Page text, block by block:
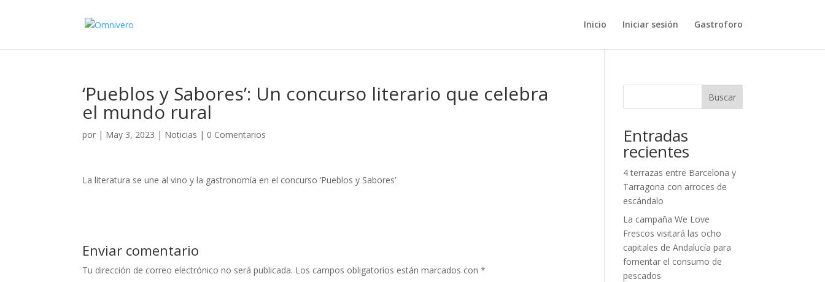
Inicio Iniciar sesión Gastroforo
‘Pueblos y Sabores’: Un concurso literario que celebra
el mundo rural
por | May 3, 2023 | Noticias | 0 Comentarios
La literatura se une al vino y la gastronomía en el concurso ‘Pueblos y Sabores’
Enviar comentario
Tu dirección de correo electrónico no será publicada. Los campos obligatorios están marcados con*
Buscar
Entradas
recientes
4 terrazas entre Barcelona y
Tarragona con arroces de
escándalo
La campaña We Love
Frescos visitará las ocho
capitales de Andalucía para
fomentar el consumo de
pescados